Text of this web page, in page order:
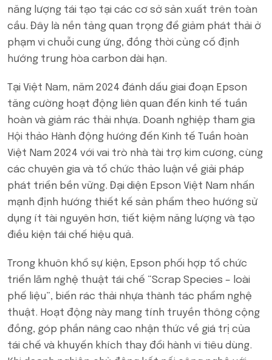
năng lượng tái tạo tại các cơ sở sản xuất trên toàn
cầu. Đây là nền tảng quan trọng để giảm phát thải ở
phạm vi chuỗi cung ứng, đồng thời củng cố định
hướng trung hòa carbon dài hạn.
Tại Việt Nam, năm 2024 đánh dấu giai đoạn Epson
tăng cường hoạt động liên quan đến kinh tế tuần
hoàn và giảm rác thải nhựa. Doanh nghiệp tham gia
Hội thảo Hành động hướng đến Kinh tế Tuần hoàn
Việt Nam 2024 với vai trò nhà tài trợ kim cương, cùng
các chuyên gia và tổ chức thảo luận về giải pháp
phát triển bền vững. Đại diện Epson Việt Nam nhấn
mạnh định hướng thiết kế sản phẩm theo hướng sử
dụng ít tài nguyên hơn, tiết kiệm năng lượng và tạo
điều kiện tái chế hiệu quả.
Trong khuôn khổ sự kiện, Epson phối hợp tổ chức
triển lãm nghệ thuật tái chế “Scrap Species – loài
phế liệu”, biến rác thải nhựa thành tác phẩm nghệ
thuật. Hoạt động này mang tính truyền thông cộng
đồng, góp phần nâng cao nhận thức về giá trị của
tái chế và khuyến khích thay đổi hành vi tiêu dùng.